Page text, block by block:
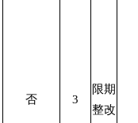
否 3
限期
整改